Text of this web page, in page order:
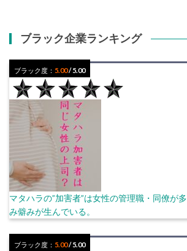
ブラック企業ランキング
ブラック度： 5.00/ 5.00
マタハラの”加害者”は女性の管理職・同僚が
み僻みが生んでいる。
ブラック度： 5.00/ 5.00